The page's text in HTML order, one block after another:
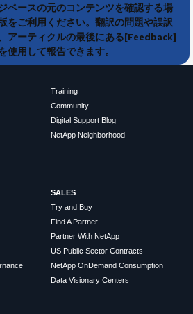
ベースの元のコンテンツを確認する場
をご利用ください。翻訳の問題や誤訳
アーティクルの最後にある[Feedback]
使用して報告できます。
Training
Community
Digital Support Blog
NetApp Neighborhood
SALES
Try and Buy
Find A Partner
Partner With NetApp
US Public Sector Contracts
NetApp OnDemand Consumption
Data Visionary Centers